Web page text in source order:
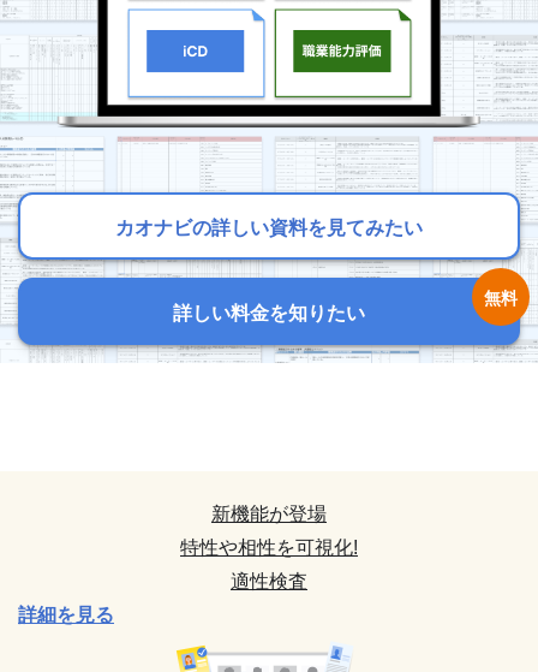
カオナビの詳しい資料を見てみたい
詳しい料金を知りたい
カオナビの詳しい資料を見てみたい
詳しい料金を知りたい
カオナビの詳しい資料を見てみたい
詳しい料金を知りたい
新機能が登場
特性や相性を可視化!
適性検査
詳細を見る